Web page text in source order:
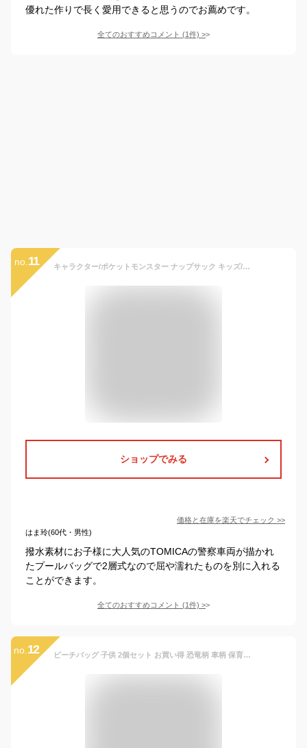
優れた作りで長く愛用できると思うのでお薦めです。
全てのおすすめコメント (1件) >
no. 11 キャラクター/ポケットモンスター ナップサック キッズ/子供/男の子/女の子 プールバッグ スイムバッグ ポケモン ブラック/パープル W約28cm×H約40cm×D約17.5cm
ショップでみる
価格と在庫を楽天でチェック >>
はま玲(60代・男性)
撥水素材にお子様に大人気のTOMICAの警察車両が描かれ
たプールバッグで2層式なので屈や濡れたものを別に入れる
ことができます。
全てのおすすめコメント (1件) >
no. 12 ビーチバッグ 子供 2個セット お買い得 恐竜柄 車柄 保育園 幼稚園 こども 男の子 女の子 かわいい おしゃれ かっこいい コンパクト 小さめ プール 海 シャワー スイミング アウトドア キャンプ 川遊び 園児 幼児 夏 プレゼント 贈り物 激安 送料無料